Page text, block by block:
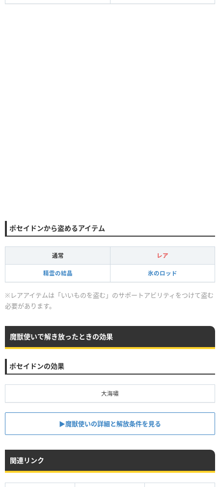
ポセイドンから盗めるアイテム
通常 レア
精霊の結晶 氷のロッド
※レアアイテムは「いいものを盗む」のサポートアビリティをつけて盗む
必要があります。
魔獣使いで解き放ったときの効果
ポセイドンの効果
大海嘯
▶魔獣使いの詳細と解放条件を見る
関連リンク